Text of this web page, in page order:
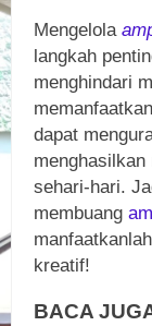
Mengelola
langkah
menghindari
memanfaatkan
dapat
sehari-hari.
membuang
kreatif!
BACA